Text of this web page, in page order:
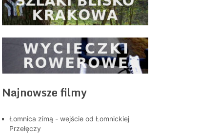
Najnowsze filmy
Łomnica zimą - wejście od Łomnickiej
Przełęczy